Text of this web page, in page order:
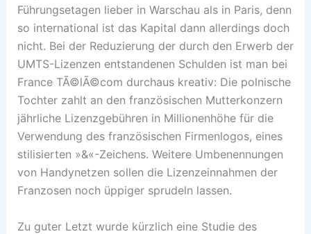
Führungsetagen lieber in Warschau als in Paris, denn
so international ist das Kapital dann allerdings doch
nicht. Bei der Reduzierung der durch den Erwerb der
UMTS-Lizenzen entstandenen Schulden ist man bei
France TÃ©lÃ©com durchaus kreativ: Die polnische
Tochter zahlt an den französischen Mutterkonzern
jährliche Lizenzgebühren in Millionenhöhe für die
Verwendung des französischen Firmenlogos, eines
stilisierten »&«-Zeichens. Weitere Umbenennungen
von Handynetzen sollen die Lizenzeinnahmen der
Franzosen noch üppiger sprudeln lassen.
Zu guter Letzt wurde kürzlich eine Studie des